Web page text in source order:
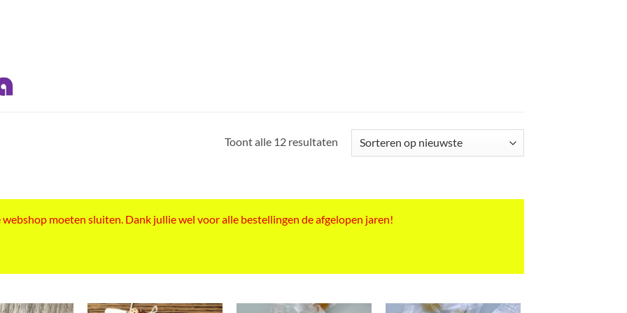
Toont alle 12 resultatenGesorteerd
moeten sluiten. Dank jullie wel voor alle bestellingen de afgelopen jaren!